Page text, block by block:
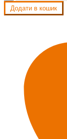
Додати в кошик